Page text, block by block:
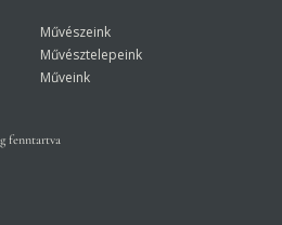
Művészeink
Művésztelepeink
Műveink
fenntartva